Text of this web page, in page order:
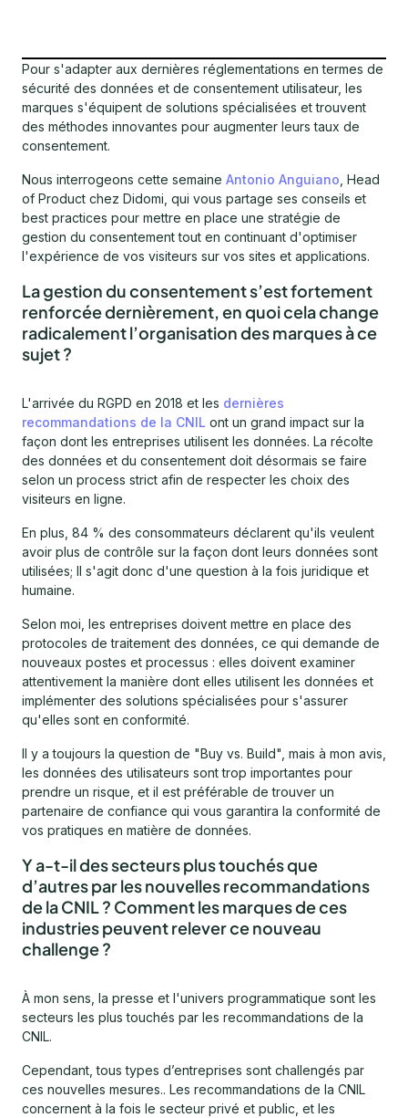
Pour s'adapter aux dernières réglementations en termes de
sécurité des données et de consentement utilisateur, les
marques s'équipent de solutions spécialisées et trouvent
des méthodes innovantes pour augmenter leurs taux de
consentement.
Nous interrogeons cette semaine Antonio Anguiano , Head
of Product chez Didomi, qui vous partage ses conseils et
best practices pour mettre en place une stratégie de
gestion du consentement tout en continuant d'optimiser
l'expérience de vos visiteurs sur vos sites et applications.
La gestion du consentement s’est fortement
renforcée dernièrement, en quoi cela change
radicalement l’organisation des marques à ce
sujet ?
L'arrivée du RGPD en 2018 et les dernières
recommandations de la CNIL ont un grand impact sur la
façon dont les entreprises utilisent les données. La récolte
des données et du consentement doit désormais se faire
selon un process strict afin de respecter les choix des
visiteurs en ligne.
En plus, 84 % des consommateurs déclarent qu'ils veulent
avoir plus de contrôle sur la façon dont leurs données sont
utilisées; Il s'agit donc d'une question à la fois juridique et
humaine.
Selon moi, les entreprises doivent mettre en place des
protocoles de traitement des données, ce qui demande de
nouveaux postes et processus : elles doivent examiner
attentivement la manière dont elles utilisent les données et
implémenter des solutions spécialisées pour s'assurer
qu'elles sont en conformité.
Il y a toujours la question de "Buy vs. Build", mais à mon avis,
les données des utilisateurs sont trop importantes pour
prendre un risque, et il est préférable de trouver un
partenaire de confiance qui vous garantira la conformité de
vos pratiques en matière de données.
Y a-t-il des secteurs plus touchés que
d’autres par les nouvelles recommandations
de la CNIL ? Comment les marques de ces
industries peuvent relever ce nouveau
challenge ?
À mon sens, la presse et l'univers programmatique sont les
secteurs les plus touchés par les recommandations de la
CNIL.
Cependant, tous types d’entreprises sont challengés par
ces nouvelles mesures.. Les recommandations de la CNIL
concernent à la fois le secteur privé et public, et les